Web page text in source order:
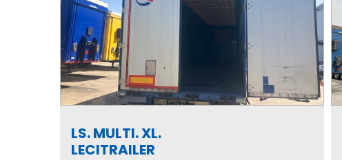
LS. MULTI. XL.
LECITRAILER